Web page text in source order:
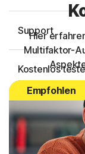
Support
Kostenlos
Einloggen
Hier
Multifaktor-
Empfohlen